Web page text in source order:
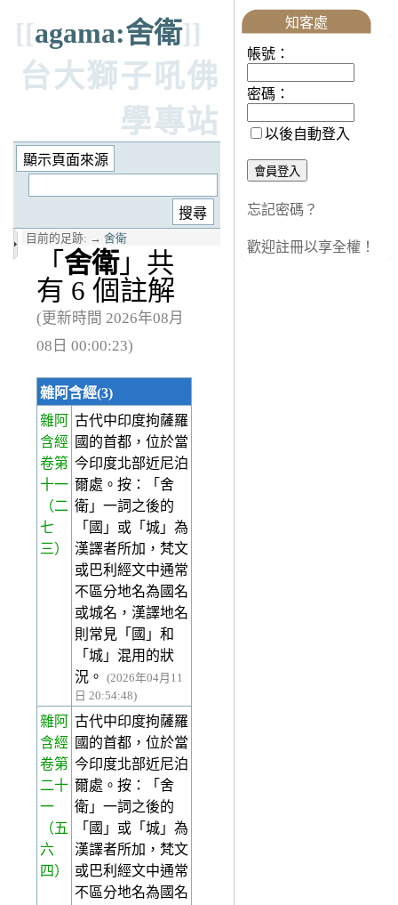
[[agama:舍衛]]
台大獅子吼佛
學專站
目前的足跡: → 舍衛
「 舍衛」共
有 6 個註解
(更新時間 2026年08月
08日 00:00:23)
雜阿含經(3)
雜阿
含經
卷第
十一
（二
七
三）
古代中印度拘薩羅
國的首都，位於當
今印度北部近尼泊
爾處。按：「舍
衛」一詞之後的
「國」或「城」為
漢譯者所加，梵文
或巴利經文中通常
不區分地名為國名
或城名，漢譯地名
則常見「國」和
「城」混用的狀
況。
(2026年04月11
日 20:54:48)
雜阿
含經
卷第
二十
一
（五
六
四）
古代中印度拘薩羅
國的首都，位於當
今印度北部近尼泊
爾處。按：「舍
衛」一詞之後的
「國」或「城」為
漢譯者所加，梵文
或巴利經文中通常
不區分地名為國名
知客處
帳號：
密碼：
以後自動登入
忘記密碼？
歡迎註冊以享全權！